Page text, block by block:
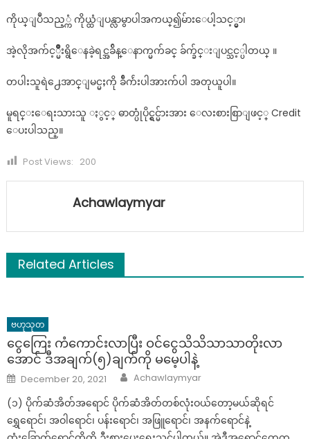
ကိုယ္ျပဳသည့္ကံ ကိုယ္ထံျပန္လာမွာပါအကယ္၍မ်ားေပါ့သင့္မွာ၊
အဲ့လိုအက်င့္မ်ိဳးရွိေနခဲ့ရင္အခ်ိန္ေနာက္မက်ခင္ ခ်က္ခ်င္းျပင္သင့္ပါတယ္ ။
တပါးသူရဲ႕ေအာင္ျမင္မႈကို ခ်ီက်ဴးပါအားက်ပါ အတုယူပါ။
မူရင္းေရးသားသူ ႏွင့္ ဓာတ္ပုံပိုင္ရွင္မ်ားအား ေလးစားစြာျဖင့္ Credit
ေပးပါသည္။
Post Views: 200
Achawlaymyar
Related Articles
ဗဟုသုတ
ငွေကြေး ကံကောင်းလာပြီး ဝင်ငွေသိသိသာသာတိုးလာ
အောင် ဒီအချက်(၅)ချက်ကို မမေ့ပါနဲ့
Posted
on
December 20, 2021 Author
Achawlaymyar
(၁) ပိုက်ဆံအိတ်အရောင် ပိုက်ဆံအိတ်တစ်လုံးဝယ်တော့မယ်ဆိုရင်
ရွှေရောင်၊ အဝါရောင်၊ ပန်းရောင်၊ အဖြူရောင်၊ အနက်ရောင်နဲ့